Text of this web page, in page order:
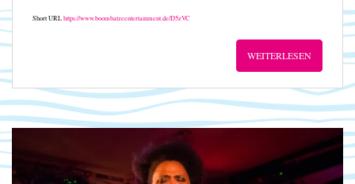
Short URLhttps://www.boombatzeentertainment.de/D5zVC
WEITERLESEN